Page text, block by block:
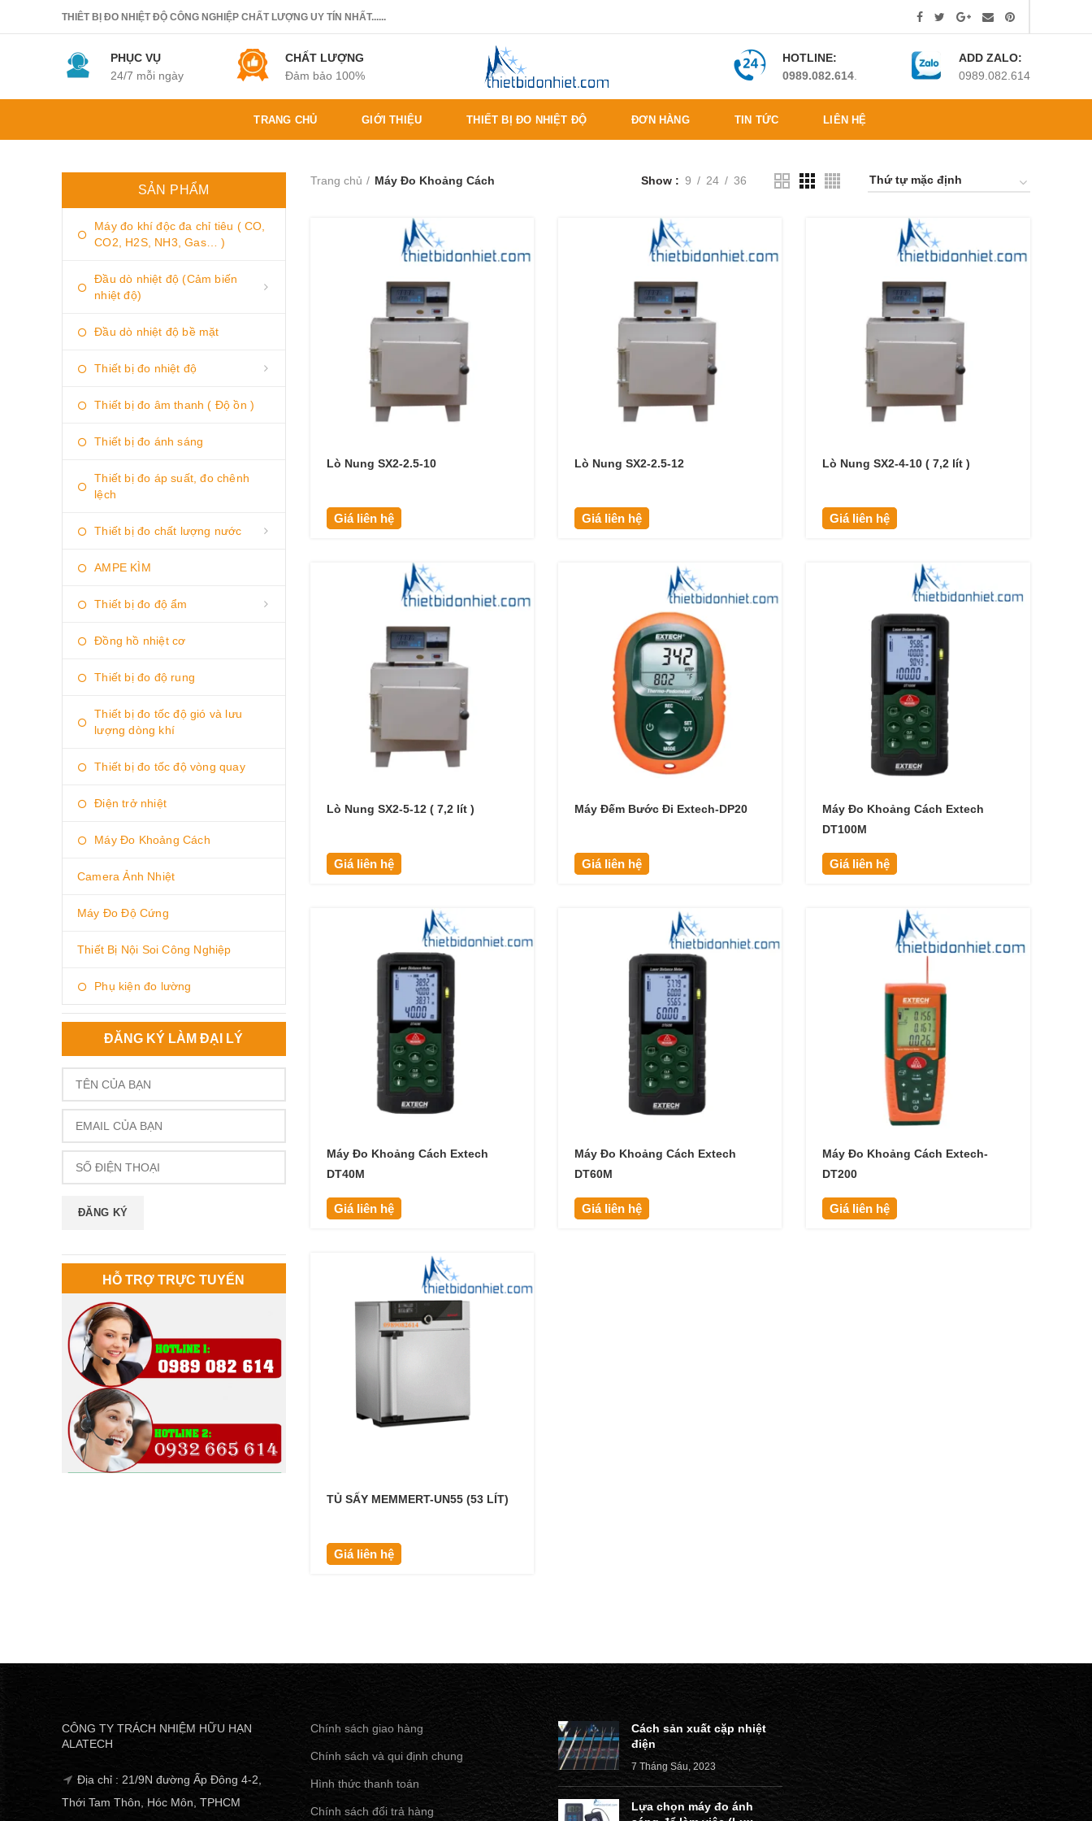
THIÊT BỊ ĐO NHIỆT ĐỘ CÔNG NGHIỆP CHẤT LƯỢNG UY TÍN NHẤT......
PHỤC VỤ
24/7 mỗi ngày
CHẤT LƯỢNG
Đảm bảo 100%
HOTLINE:
0989.082.614
ADD ZALO:
0989.082.614
TRANG CHỦ GIỚI THIỆU THIẾT BỊ ĐO NHIỆT ĐỘ ĐƠN HÀNG TIN TỨC LIÊN HỆ
Trang chủ Máy Đo Khoảng Cách Show 9 24 36
Lò Nung SX2-2.5-10
Giá liên hệ
Lò Nung SX2-2.5-12
Giá liên hệ
Lò Nung SX2-4-10 ( 7,2 lít )
Giá liên hệ
Lò Nung SX2-5-12 ( 7,2 lít )
Giá liên hệ
Máy Đếm Bước Đi Extech-DP20
Giá liên hệ
Máy Đo Khoảng Cách Extech
DT100M
Giá liên hệ
Máy Đo Khoảng Cách Extech
DT40M
Giá liên hệ
Máy Đo Khoảng Cách Extech
DT60M
Giá liên hệ
Máy Đo Khoảng Cách Extech-
DT200
Giá liên hệ
TỦ SẤY MEMMERT-UN55 (53 LÍT)
Giá liên hệ
SẢN PHẨM
Máy đo khí độc đa chỉ tiêu ( CO,
CO2, H2S, NH3, Gas… )
Đầu dò nhiệt độ (Cảm biến
nhiệt độ)
Đầu dò nhiệt độ bề mặt
Thiết bị đo nhiệt độ
Thiết bị đo âm thanh ( Độ ồn )
Thiết bị đo ánh sáng
Thiết bị đo áp suất, đo chênh
lệch
Thiết bị đo chất lượng nước
AMPE KÌM
Thiết bị đo độ ẩm
Đồng hồ nhiệt cơ
Thiết bị đo độ rung
Thiết bị đo tốc độ gió và lưu
lượng dòng khí
Thiết bị đo tốc độ vòng quay
Điện trở nhiệt
Máy Đo Khoảng Cách
Camera Ảnh Nhiệt
Máy Đo Độ Cứng
Thiết Bị Nội Soi Công Nghiệp
Phụ kiện đo lường
ĐĂNG KÝ LÀM ĐẠI LÝ
HỖ TRỢ TRỰC TUYẾN
CÔNG TY TRÁCH NHIỆM HỮU HẠN
ALATECH
Địa chỉ : 21/9N đường Ấp Đông 4-2,
Thới Tam Thôn, Hóc Môn, TPHCM
Chính sách giao hàng
Chính sách và qui định chung
Hình thức thanh toán
Chính sách đổi trả hàng
Cách sản xuất cặp nhiệt
điện
7 Tháng Sáu, 2023
Lựa chọn máy đo ánh